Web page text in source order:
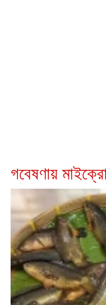
গবেষণায়